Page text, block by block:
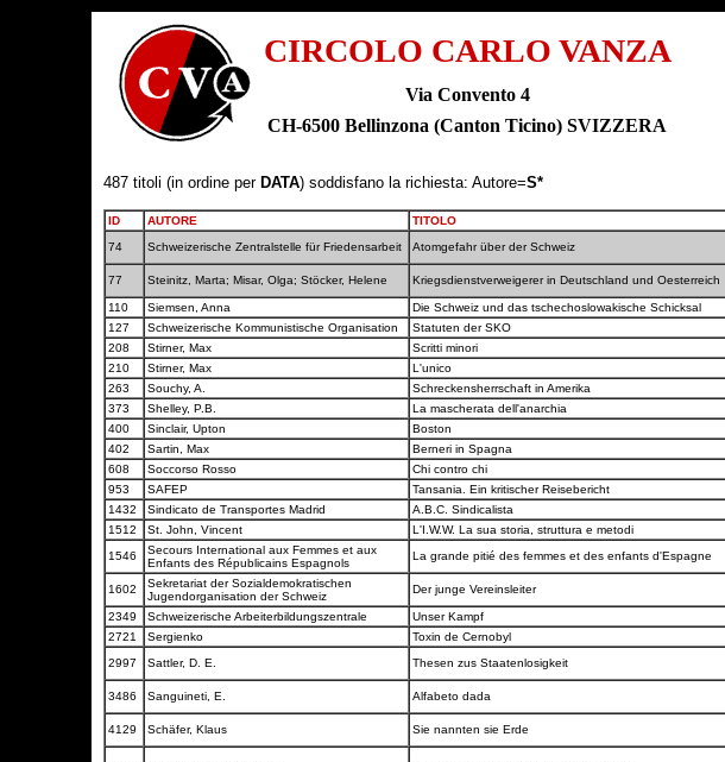
CIRCOLO CARLO VANZA
Via Convento 4
CH-6500 Bellinzona (Canton Ticino) SVIZZERA
487 titoli (in ordine per DATA) soddisfano la richiesta: Autore=S*
ID AUTORE TITOLO
74
Schweizerische Zentralstelle für Friedensarbeit Atomgefahr über der Schweiz
77
Steinitz, Marta; Misar, Olga; Stöcker, Helene Kriegsdienstverweigerer in Deutschland und Oesterreich
110 Siemsen, Anna Die Schweiz und das tschechoslowakische Schicksal
127
Schweizerische Kommunistische Organisation Statuten der SKO
208
Stirner, Max Scritti minori
210
Stirner, Max L'unico
263
Souchy, A. Schreckensherrschaft in Amerika
373
Shelley, P.B. La mascherata dell'anarchia
400
Sinclair, Upton Boston
402
Sartin, Max Berneri in Spagna
608
Soccorso Rosso Chi contro chi
953
SAFEP Tansania. Ein kritischer Reisebericht
1432
Sindicato de Transportes Madrid A.B.C. Sindicalista
1512
St. John, Vincent L'I.W.W. La sua storia, struttura e metodi
1546
Secours International aux Femmes et aux
Enfants des Républicains Espagnols
La grande pitié des femmes et des enfants d'Espagne
1602
Sekretariat der Sozialdemokratischen
Jugendorganisation der Schweiz
Der junge Vereinsleiter
2349 Schweizerische Arbeiterbildungszentrale Unser Kampf
2721
Sergienko Toxin de Cernobyl
2997
Sattler, D. E. Thesen zus Staatenlosigkeit
3486 Sanguineti, E. Alfabeto dada
4129 Schäfer, Klaus Sie nannten sie Erde